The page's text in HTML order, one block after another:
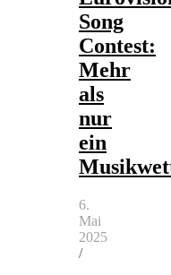
Song
Contest:
Mehr
als
nur
ein
6.
Mai
2025
/